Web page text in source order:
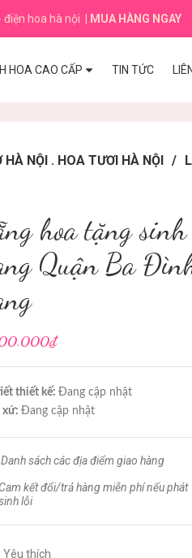
hoa hà nội MUA HÀNG NGAY
HOA CAO CẤP TIN TỨC
HÀ NỘI . HOA TƯƠI HÀ NỘI /
hoa tặng
Quận Ba
thiết kế: Đang cập nhật
xứ: Đang cập nhật
Danh sách các địa điểm giao hàng
Cam kết đổi/trả hàng miễn phí nếu phát
lỗi